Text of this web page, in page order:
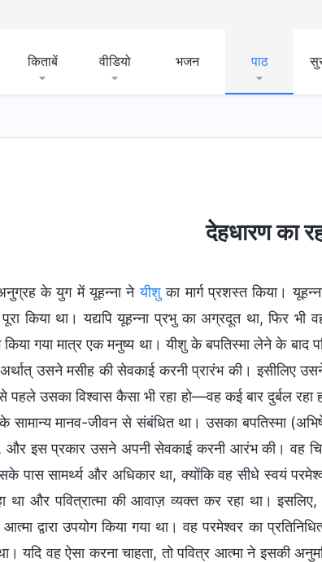
किताबें वीडियो भजन पाठ
देहधारण का
के युग में यूहन्ना नेयीशुका मार्ग प्रशस्त किया।
पूरा किया था। यद्यपि यूहन्ना प्रभु का अग्रदूत था, फिर
किया गया मात्र एक मनुष्य था। यीशु के बपतिस्मा लेने के
उसने मसीह की सेवकाई करनी प्रारंभ की। इसीलिए
पहले उसका विश्वास कैसा भी रहा हो—वह कई बार दुर्बल
मानव-जीवन से संबंधित था। उसका बपतिस्मा
इस प्रकार उसने अपनी सेवकाई करनी आरंभ की। वह
पास सामर्थ्य और अधिकार था, क्योंकि वह सीधे स्वयं
था और पवित्रात्मा की आवाज़ व्यक्त कर रहा था। इसलिए,
आत्मा द्वारा उपयोग किया गया था। वह परमेश्वर का
यदि वह ऐसा करना चाहता, तो पवित्र आत्मा ने इसकी